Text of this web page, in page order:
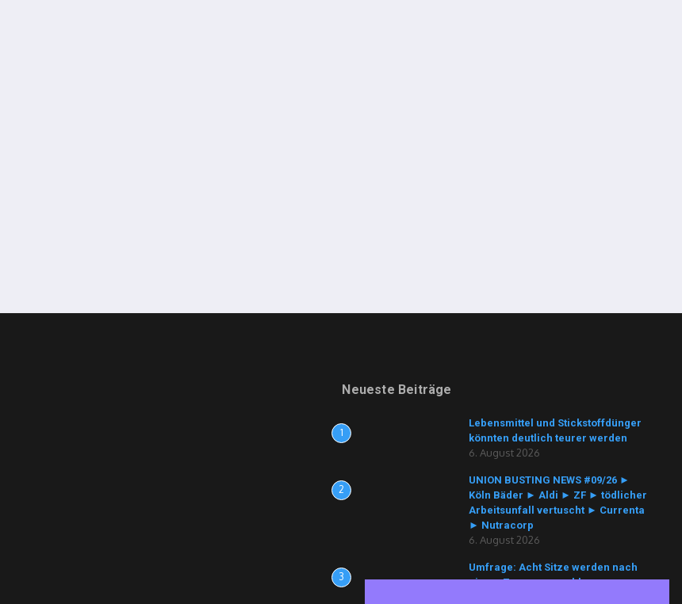
Neueste Beiträge
1
Lebensmittel und Stickstoffdünger
könnten deutlich teurer werden
6. August 2026
2
UNION BUSTING NEWS #09/26 ►
Köln Bäder ► Aldi ► ZF ► tödlicher
Arbeitsunfall vertuscht ► Currenta
► Nutracorp
6. August 2026
3
Umfrage: Acht Sitze werden nach
einem Zusammenschluss von